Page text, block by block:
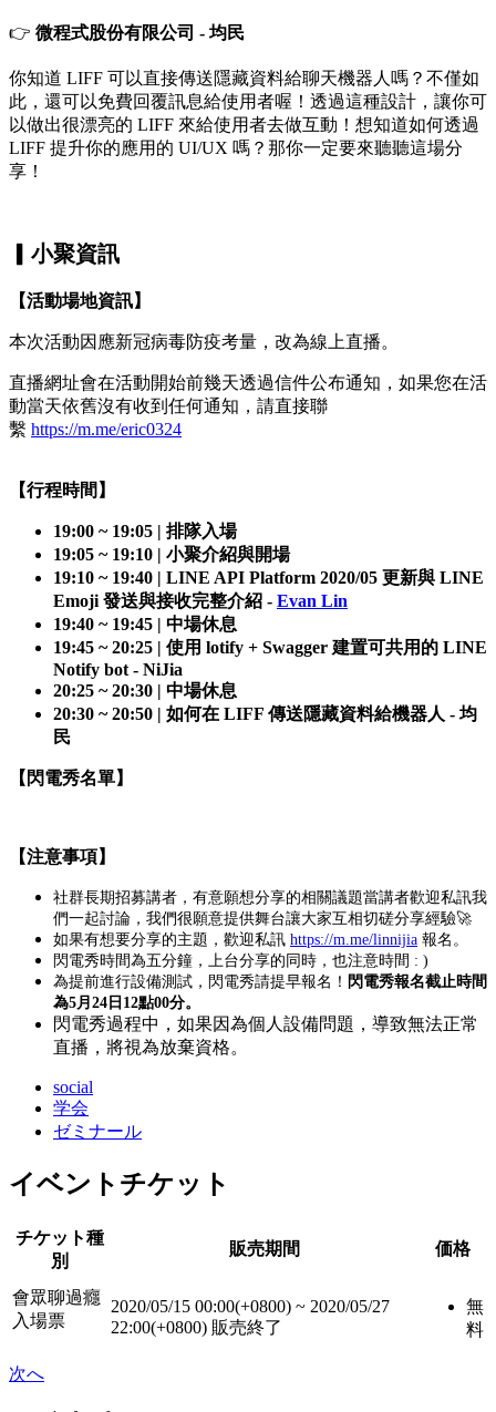
👉 微程式股份有限公司 - 均民
你知道 LIFF 可以直接傳送隱藏資料給聊天機器人嗎？不僅如
此，還可以免費回覆訊息給使用者喔！透過這種設計，讓你可
以做出很漂亮的 LIFF 來給使用者去做互動！想知道如何透過
LIFF 提升你的應用的 UI/UX 嗎？那你一定要來聽聽這場分
享！
▎小聚資訊
【活動場地資訊】
本次活動因應新冠病毒防疫考量，改為線上直播。
直播網址會在活動開始前幾天透過信件公布通知，如果您在活
動當天依舊沒有收到任何通知，請直接聯
繫 https://m.me/eric0324
【行程時間】
19:00 ~ 19:05 | 排隊入場
19:05 ~ 19:10 | 小聚介紹與開場
19:10 ~ 19:40 | LINE API Platform 2020/05 更新與 LINE
Emoji 發送與接收完整介紹 - Evan Lin
19:40 ~ 19:45 | 中場休息
19:45 ~ 20:25 | 使用 lotify + Swagger 建置可共用的 LINE
Notify bot - NiJia
20:25 ~ 20:30 | 中場休息
20:30 ~ 20:50 | 如何在 LIFF 傳送隱藏資料給機器人 - 均
民
【閃電秀名單】
【注意事項】
社群長期招募講者，有意願想分享的相關議題當講者歡迎私訊我
們一起討論，我們很願意提供舞台讓大家互相切磋分享經驗🚀
如果有想要分享的主題，歡迎私訊 https://m.me/linnijia 報名。
閃電秀時間為五分鐘，上台分享的同時，也注意時間 : )
為提前進行設備測試，閃電秀請提早報名！ 閃電秀報名截止時間
為5月24日12點00分。
閃電秀過程中，如果因為個人設備問題，導致無法正常
直播，將視為放棄資格。
social
学会
ゼミナール
イベントチケット
チケット種
別
販売期間 価格
會眾聊過癮
入場票
2020/05/15 00:00(+0800) ~ 2020/05/27
22:00(+0800) 販売終了
無
料
次へ